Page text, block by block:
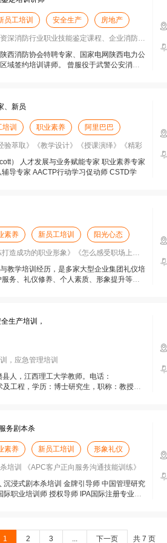
员工培训 安全生产 房地产
消防行业职业技能鉴定课程、企业消防安全培
西消防协会特聘专家、国家电网陕西电力公
域签约培训讲师。 曾服役于武警公安消防
、新员
训 职业素养 阿里巴巴
验萃取》《教学设计》《授课演绎》《精彩
） 人才发展与业务赋能专家 职业素养专家
导专家 AACTP行动学习促动师 CSTD学
素养 新员工培训 阳光心态
成功的职业形象》《怎么感受职场上的幸福
教学培训经历，是多家大型企业集团礼仪培
务、礼仪修养、个人素质、形象提升等方
生产培训，
，应急管理培训
人，江西理工大学教师。电话：
工程，学历：博士研究生，职称：教授。
务剧本杀
素养 新员工培训 形象礼仪
培训 《APC客户正向服务沟通技能训练》
浸式剧本杀培训 金牌引导师 中国管理研究
际职业培训师 授权导师 IPA国际注册专业礼
1 2 3 ... 下一页 共 7 页